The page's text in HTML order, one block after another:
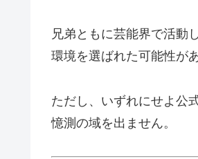
兄弟ともに芸能界で活動
環境を選ばれた可能性が
ただし、いずれにせよ公
憶測の域を出ません。